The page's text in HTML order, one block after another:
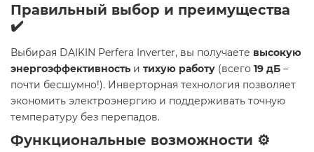
Правильный выбор и преимущества
✔️
Выбирая DAIKIN Perfera Inverter, вы получаете высокую
энергоэффективность и тихую работу (всего 19 дБ –
почти бесшумно!). Инверторная технология позволяет
экономить электроэнергию и поддерживать точную
температуру без перепадов.
Функциональные возможности ⚙️